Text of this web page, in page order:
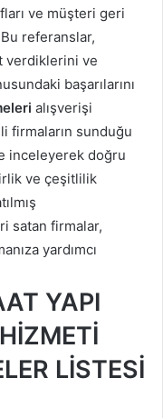
ve müşteri geri
Bu referanslar,
verdiklerini ve
başarılarını
alışverişi
firmaların sunduğu
inceleyerek doğru
ve çeşitlilik
satan firmalar,
yardımcı
YAPI
LİSTESİ